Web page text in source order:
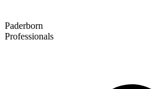
Paderborn
Professionals